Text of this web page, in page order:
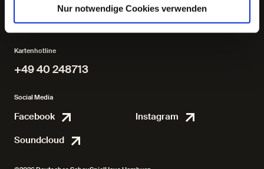
Nur notwendige Cookies verwenden
Kartenhotline
+49 40 248713
Social Media
Facebook FacebookInstagram
Soundcloud